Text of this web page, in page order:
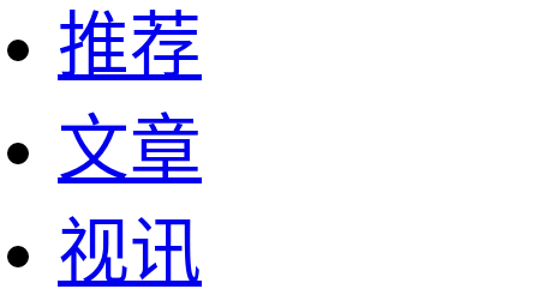
推荐
文章
视讯